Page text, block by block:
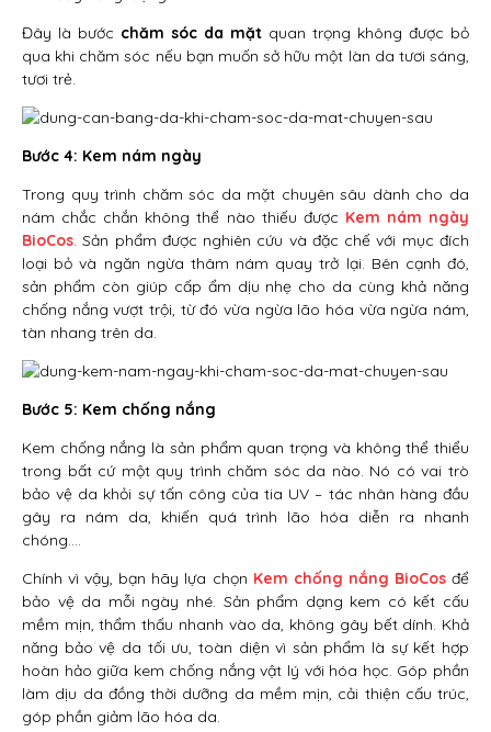
Đây là bước chăm sóc da mặt quan trọng không được bỏ
qua khi chăm sóc nếu bạn muốn sở hữu một làn da tươi sáng,
tươi trẻ.
Bước 4: Kem nám ngày
Trong quy trình chăm sóc da mặt chuyên sâu dành cho da
nám chắc chắn không thể nào thiếu được Kem nám ngày
BioCos. Sản phẩm được nghiên cứu và đặc chế với mục đích
loại bỏ và ngăn ngừa thâm nám quay trở lại. Bên cạnh đó,
sản phẩm còn giúp cấp ẩm dịu nhẹ cho da cùng khả năng
chống nắng vượt trội, từ đó vừa ngừa lão hóa vừa ngừa nám,
tàn nhang trên da.
Bước 5: Kem chống nắng
Kem chống nắng là sản phẩm quan trọng và không thể thiểu
trong bất cứ một quy trình chăm sóc da nào. Nó có vai trò
bảo vệ da khỏi sự tấn công của tia UV – tác nhân hàng đầu
gây ra nám da, khiến quá trình lão hóa diễn ra nhanh
chóng….
Chính vì vậy, bạn hãy lựa chọn Kem chống nắng BioCosđể
bảo vệ da mỗi ngày nhé. Sản phẩm dạng kem có kết cấu
mềm mịn, thẩm thấu nhanh vào da, không gây bết dính. Khả
năng bảo vệ da tối ưu, toàn diện vì sản phẩm là sự kết hợp
hoàn hảo giữa kem chống nắng vật lý với hóa học. Góp phần
làm dịu da đồng thời dưỡng da mềm mịn, cải thiện cấu trúc,
góp phần giảm lão hóa da.